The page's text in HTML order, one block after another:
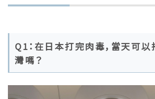
Q1：在日本打完肉毒，當天可
灣嗎？